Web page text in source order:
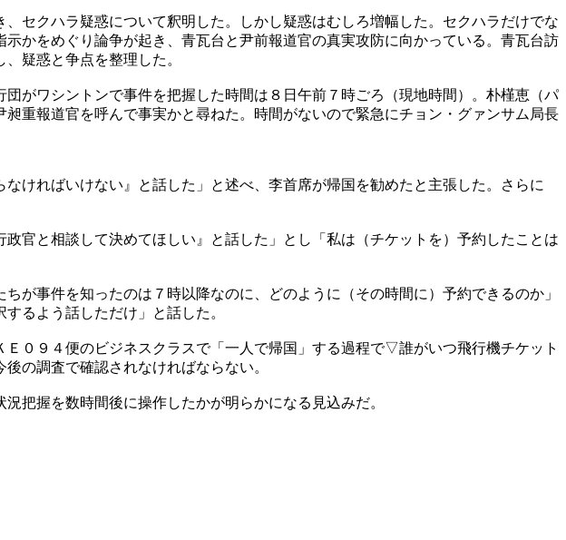
セクハラ疑惑について釈明した。しかし疑惑はむしろ増幅した。セクハラだけでな
かをめぐり論争が起き、青瓦台と尹前報道官の真実攻防に向かっている。青瓦台訪
疑惑と争点を整理した。
がワシントンで事件を把握した時間は８日午前７時ごろ（現地時間）。朴槿恵（パ
重報道官を呼んで事実かと尋ねた。時間がないので緊急にチョン・グァンサム局長
ければいけない』と話した」と述べ、李首席が帰国を勧めたと主張した。さらに
官と相談して決めてほしい』と話した」とし「私は（チケットを）予約したことは
が事件を知ったのは７時以降なのに、どのように（その時間に）予約できるのか」
るよう話しただけ」と話した。
０９４便のビジネスクラスで「一人で帰国」する過程で▽誰がいつ飛行機チケット
の調査で確認されなければならない。
把握を数時間後に操作したかが明らかになる見込みだ。